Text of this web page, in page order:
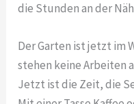
die Stunden an der
Der Garten ist jetzt im
stehen keine Arbeiten
Jetzt ist die Zeit, die